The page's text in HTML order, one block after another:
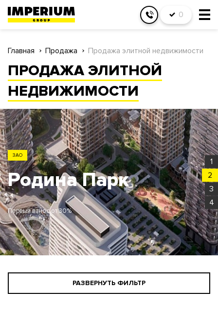
0
Главная Продажа Продажа элитной недвижимости
ПРОДАЖА ЭЛИТНОЙ
НЕДВИЖИМОСТИ
1
2
3
4
ЗАО
Родина Парк
Первый взнос от 30%
РАЗВЕРНУТЬ ФИЛЬТР